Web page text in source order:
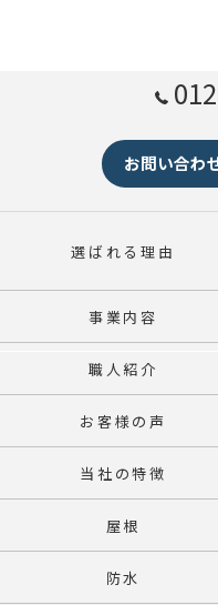
お問い合わ
選ばれる理由
事業内容
職人紹介
お客様の声
当社の特徴
屋根
防水